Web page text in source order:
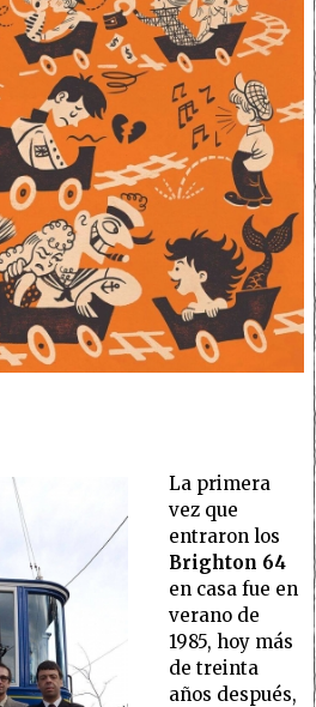
La primera
vez que
entraron los
Brighton 64
en casa fue en
verano de
1985, hoy más
de treinta
años después,